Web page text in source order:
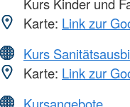
Karte: Link zur
Kurs
Karte: Link zur